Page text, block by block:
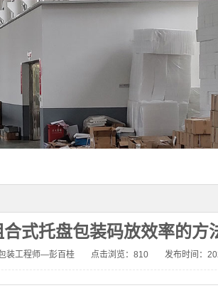
式托盘包装码放效率的方
装工程师—彭百桂 点击浏览： 810 发布时间：